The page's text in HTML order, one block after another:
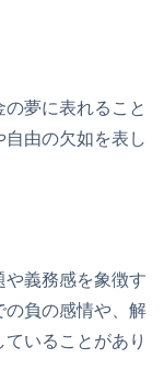
夢に表れること
由の欠如を表し
義務感を象徴す
の負の感情や、解
いることがあり